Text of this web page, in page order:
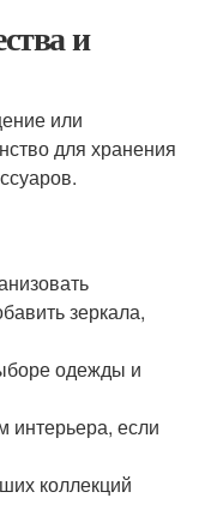
и
или
для хранения
зеркала,
одежды и
интерьера, если
коллекций